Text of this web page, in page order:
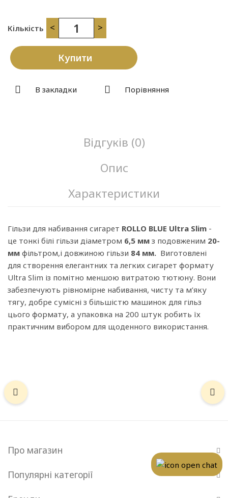
Кількість < >
Купити
В закладки Порівняння
Відгуків (0)
Опис
Характеристики
Гільзи для набивання сигарет ROLLO BLUE Ultra Slim -
це тонкі білі гільзи діаметром 6,5 мм з подовженим 20-
мм фільтром,і довжиною гільзи 84 мм. Виготовлені
для створення елегантних та легких сигарет формату
Ultra Slim із помітно меншою витратою тютюну. Вони
забезпечують рівномірне набивання, чисту та м’яку
тягу, добре сумісні з більшістю машинок для гільз
цього формату, а упаковка на 200 штук робить їх
практичним вибором для щоденного використання.
Про магазин
Популярні категорії